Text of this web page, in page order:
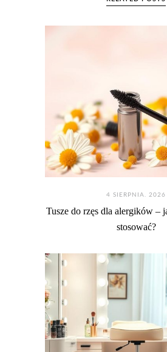
4 SIERPNIA. 2026
Tusze do rzęs dla alergików –
stosować?